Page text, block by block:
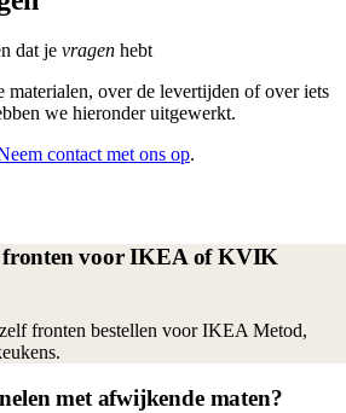
dat je vragen hebt
materialen, over de levertijden of over iets
we hieronder uitgewerkt.
contact met ons op.
fronten voor IKEA of KVIK
fronten bestellen voor IKEA Metod,
met afwijkende maten?